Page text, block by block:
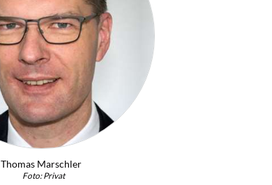
Thomas Marschler
Foto: Privat